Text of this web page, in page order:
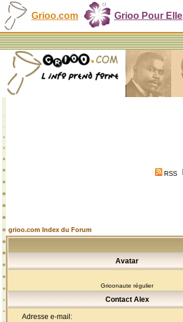
Grioo.com Grioo Pour Elle
RSS
grioo.com Index du Forum
Avatar
Grioonaute régulier
Contact Alex
Adresse e-mail: